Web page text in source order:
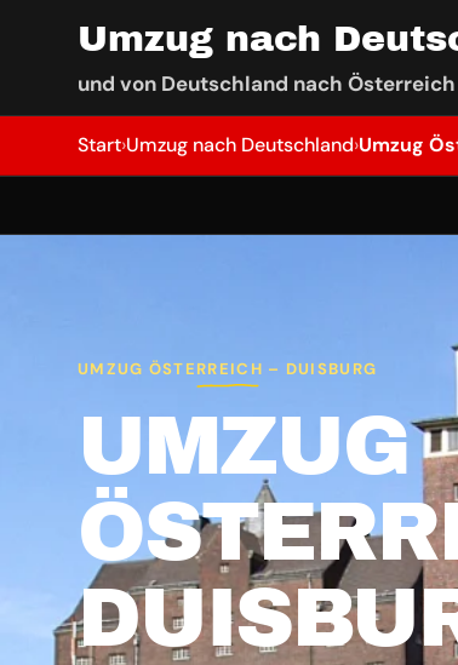
Umzug nach
und von Deutschland nach Österreich
Start›Umzug nach Deutschland›Umzug
UMZUG ÖSTERREICH – DUISBURG
UMZUG